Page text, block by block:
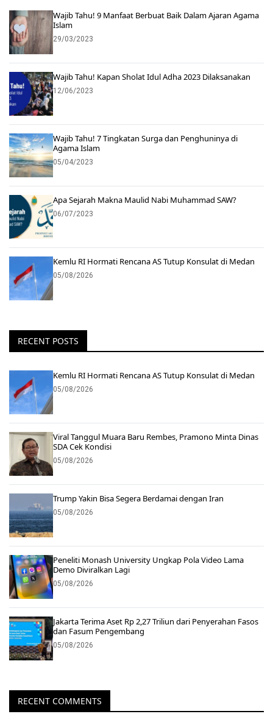
Wajib Tahu! 9 Manfaat Berbuat Baik Dalam Ajaran Agama
Islam
29/03/2023
Wajib Tahu! Kapan Sholat Idul Adha 2023 Dilaksanakan
12/06/2023
Wajib Tahu! 7 Tingkatan Surga dan Penghuninya di
Agama Islam
05/04/2023
Apa Sejarah Makna Maulid Nabi Muhammad SAW?
06/07/2023
Kemlu RI Hormati Rencana AS Tutup Konsulat di Medan
05/08/2026
RECENT POSTS
Kemlu RI Hormati Rencana AS Tutup Konsulat di Medan
05/08/2026
Viral Tanggul Muara Baru Rembes, Pramono Minta Dinas
SDA Cek Kondisi
05/08/2026
Trump Yakin Bisa Segera Berdamai dengan Iran
05/08/2026
Peneliti Monash University Ungkap Pola Video Lama
Demo Diviralkan Lagi
05/08/2026
Jakarta Terima Aset Rp 2,27 Triliun dari Penyerahan Fasos
dan Fasum Pengembang
05/08/2026
RECENT COMMENTS